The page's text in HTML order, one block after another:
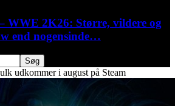
WWE 2K26: Større, vildere og
end nogensinde…
udkommer i august på Steam